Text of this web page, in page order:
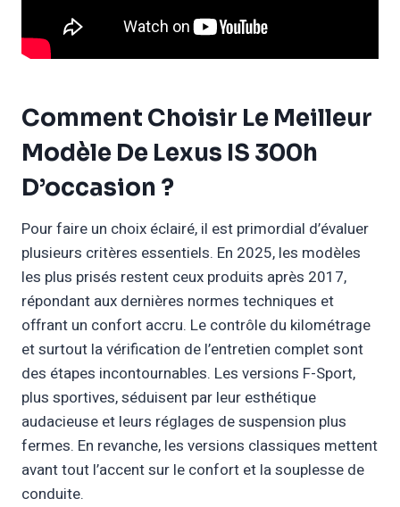
Comment Choisir Le Meilleur
Modèle De Lexus IS 300h
D’occasion ?
Pour faire un choix éclairé, il est primordial d’évaluer
plusieurs critères essentiels. En 2025, les modèles
les plus prisés restent ceux produits après 2017,
répondant aux dernières normes techniques et
offrant un confort accru. Le contrôle du kilométrage
et surtout la vérification de l’entretien complet sont
des étapes incontournables. Les versions F-Sport,
plus sportives, séduisent par leur esthétique
audacieuse et leurs réglages de suspension plus
fermes. En revanche, les versions classiques mettent
avant tout l’accent sur le confort et la souplesse de
conduite.